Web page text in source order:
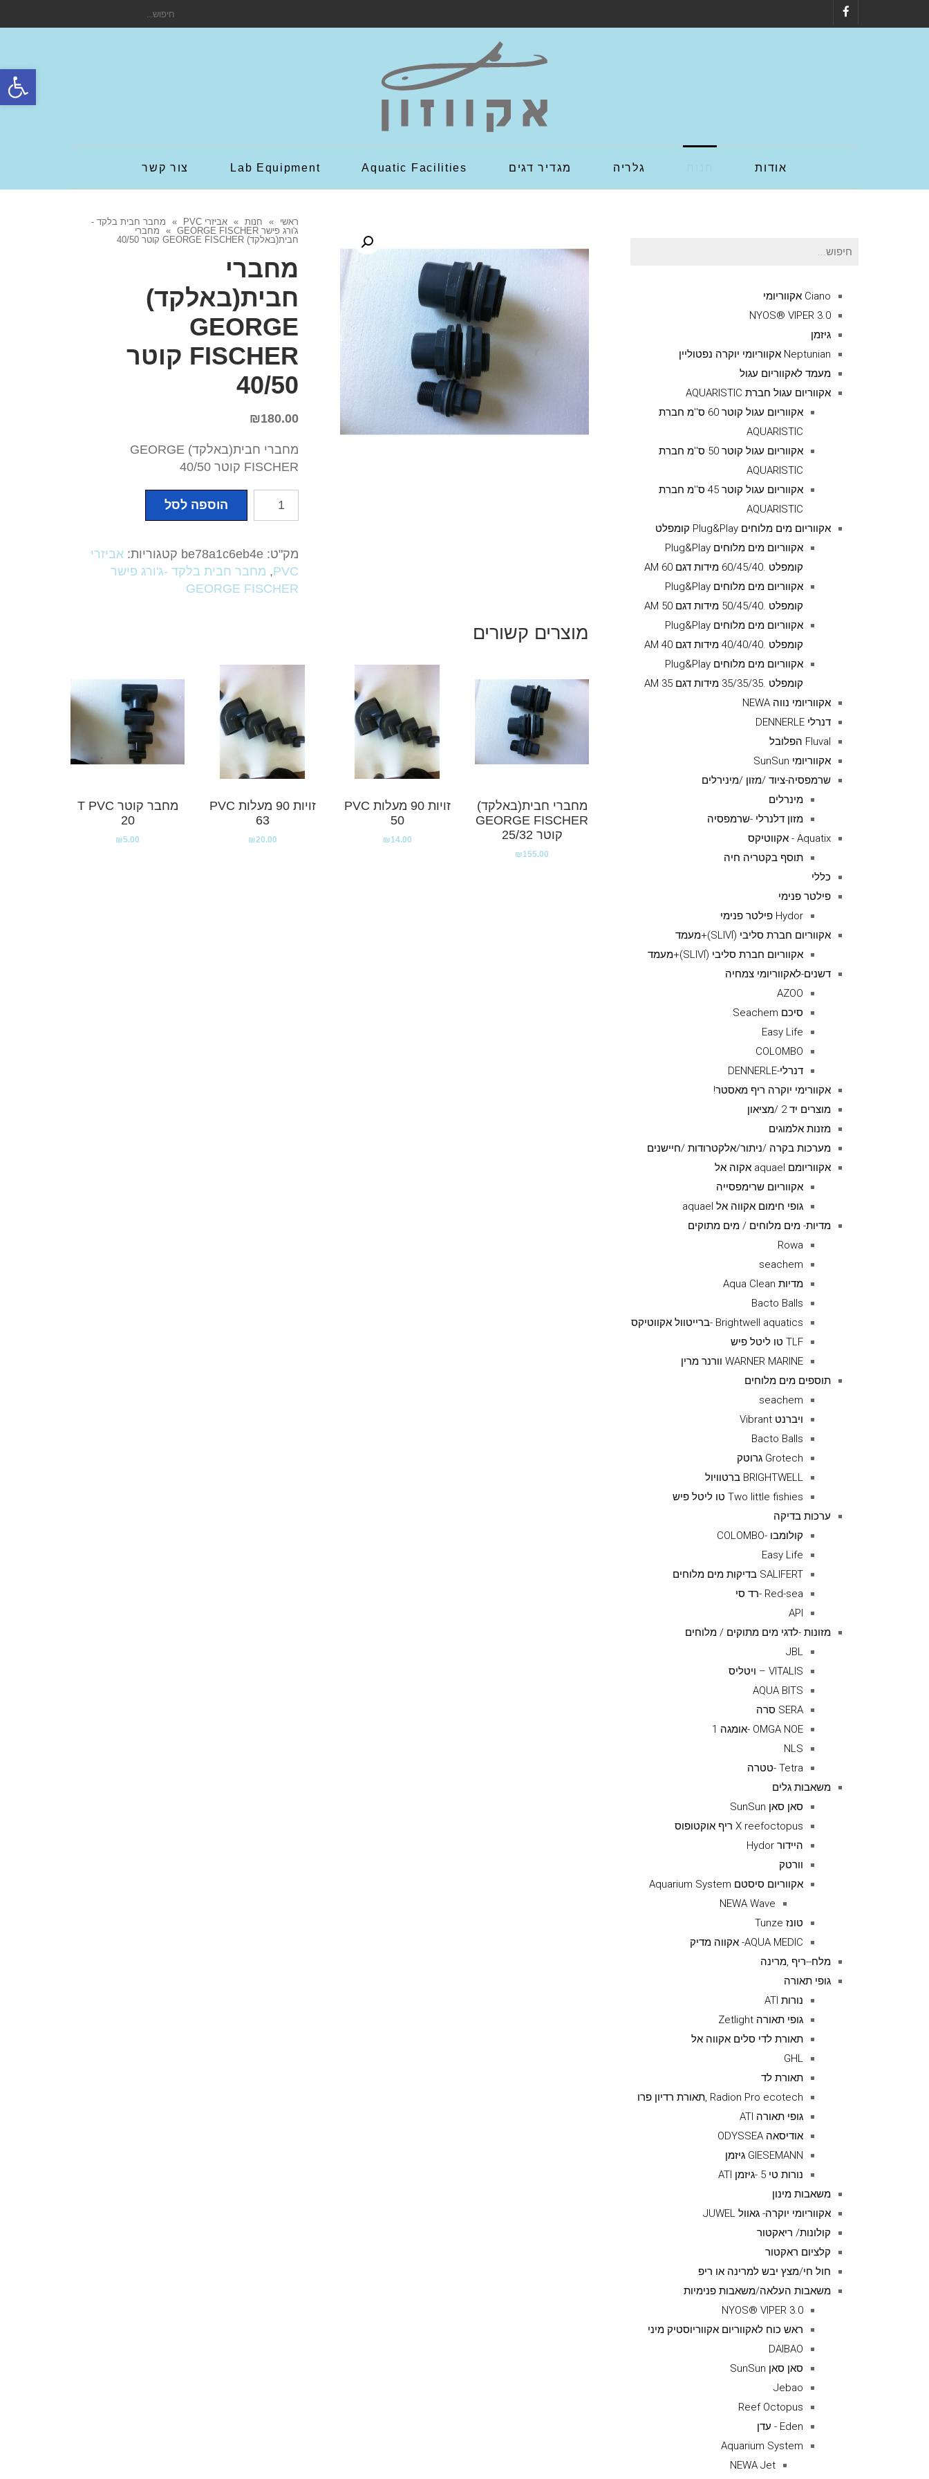
פתח
חיפוש
אודות גלריה מגדיר דגים Aquatic Facilities
Lab Equipment צור קשר
ראשי » חנות » אביזרי PVC »
מחבר חבית בלקד -
ג'ורג פישר GEORGE FISCHER
»
מחברי
חבית(באלקד) GEORGE FISCHER קוטר 40/50
מחברי
חבית(באלקד)
GEORGE
FISCHER קוטר
40/50
₪180.00
מחברי חבית(באלקד) GEORGE
FISCHER קוטר 40/50
כמות
חבית(באלקד)
GEORGE
FISCHER
הוספה לסל
מק"ט: be78a1c6eb4e קטגוריות: אביזרי
PVC
, מחבר חבית בלקד -ג'ורג פישר
GEORGE FISCHER
מוצרים קשורים
מחברי חבית(באלקד)
GEORGE FISCHER
קוטר 25/32
₪155.00
זויות 90 מעלות PVC
50
₪14.00
זויות 90 מעלות PVC
63
₪20.00
מחבר קוטר T PVC
20
₪5.00
חיפוש
Ciano אקווריומי
NYOS® VIPER 3.0
גיזמן
Neptunian אקווריומי יוקרה נפטוליין
מעמד לאקווריום עגול
אקווריום עגול חברת AQUARISTIC
אקווריום עגול קוטר 60 ס''מ חברת
AQUARISTIC
אקווריום עגול קוטר 50 ס''מ חברת
AQUARISTIC
אקווריום עגול קוטר 45 ס''מ חברת
AQUARISTIC
אקווריום מים מלוחים Plug&Play קומפלט
אקווריום מים מלוחים Plug&Play
קומפלט .60/45/40 מידות דגם AM 60
אקווריום מים מלוחים Plug&Play
קומפלט .50/45/40 מידות דגם AM 50
אקווריום מים מלוחים Plug&Play
קומפלט .40/40/40 מידות דגם AM 40
אקווריום מים מלוחים Plug&Play
קומפלט .35/35/35 מידות דגם AM 35
אקווריומי נווה NEWA
דנרלי DENNERLE
Fluval הפלובל
אקווריומי SunSun
שרמפסיה-ציוד /מזון /מינירלים
מינרלים
מזון דלנרלי -שרמפסיה
Aquatix - אקווטיקס
תוסף בקטריה חיה
כללי
פילטר פנימי
Hydor פילטר פנימי
אקווריום חברת סליבי (SLIVIׂׂ)+מעמד
אקווריום חברת סליבי (SLIVIׂׂ)+מעמד
דשנים-לאקווריומי צמחיה
AZOO
סיכם Seachem
Easy Life
COLOMBO
דנרלי-DENNERLE
אקוורימי יוקרה ריף מאסטר!
מוצרים יד 2 /מציאון
מזנות אלמוגים
מערכות בקרה /ניתור/אלקטרודות /חיישנים
אקווריומם aquael אקוה אל
אקווריום שרימפסייה
גופי חימום אקווה אל aquael
מדיות- מים מלוחים / מים מתוקים
Rowa
seachem
מדיות Aqua Clean
Bacto Balls
Brightwell aquatics -ברייטוול אקווטיקס
TLF טו ליטל פיש
WARNER MARINE וורנר מרין
תוספים מים מלוחים
seachem
ויברנט Vibrant
Bacto Balls
Grotech גרוטק
BRIGHTWELL ברטוויול
Two little fishies טו ליטל פיש
ערכות בדיקה
קולומבו -COLOMBO
Easy Life
SALIFERT בדיקות מים מלוחים
Red-sea -רד סי
API
מזונות -לדגי מים מתוקים / מלוחים
JBL
VITALIS – ויטליס
AQUA BITS
SERA סרה
OMGA NOE -אומגה 1
NLS
Tetra -טטרה
משאבות גלים
סאן סאן SunSun
X reefoctopus ריף אוקטופוס
היידור Hydor
וורטק
אקווריום סיסטם Aquarium System
NEWA Wave
טונז Tunze
AQUA MEDIC- אקווה מדיק
מלח--ריף ,מרינה
גופי תאורה
נורות ATI
גופי תאורה Zetlight
תאורת לדי סלים אקווה אל
GHL
תאורת לד
Radion Pro ecotech ,תאורת רדיון פרו
גופי תאורה ATI
אודיסאה ODYSSEA
GIESEMANN גיזמן
נורות טי 5 -גיזמן ATI
משאבות מינון
אקווריומי יוקרה- גאוול JUWEL
קולונות/ ריאקטור
קלציום ראקטור
חול חי/מצץ יבש למרינה או ריפ
משאבות העלאה/משאבות פנימיות
NYOS® VIPER 3.0
ראש כוח לאקווריום אקווריוסטיק מיני
DAIBAO
סאן סאן SunSun
Jebao
Reef Octopus
Eden - עדן
Aquarium System
NEWA Jet